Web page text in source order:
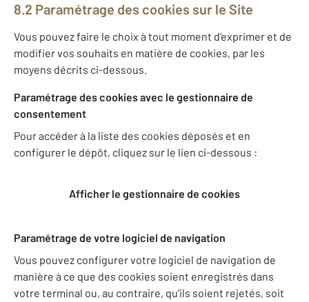
8.2 Paramétrage des cookies sur le Site
Vous pouvez faire le choix à tout moment d'exprimer et de
modifier vos souhaits en matière de cookies, par les
moyens décrits ci-dessous.
Paramétrage des cookies avec le gestionnaire de
consentement
Pour accéder à la liste des cookies déposés et en
configurer le dépôt, cliquez sur le lien ci-dessous :
Afficher le gestionnaire de cookies
Paramétrage de votre logiciel de navigation
Vous pouvez configurer votre logiciel de navigation de
manière à ce que des cookies soient enregistrés dans
votre terminal ou, au contraire, qu'ils soient rejetés, soit